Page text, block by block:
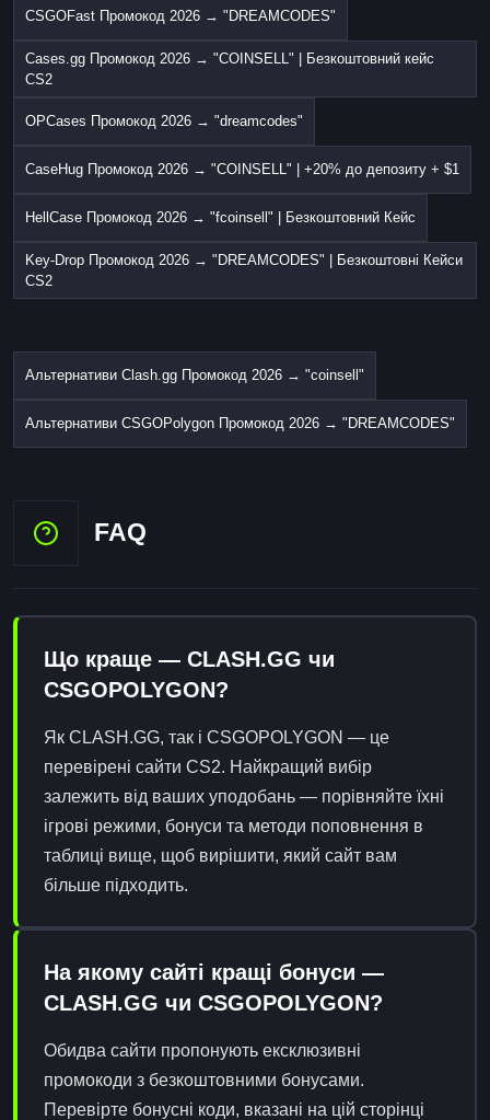
CSGOFast Промокод 2026 → "DREAMCODES"
Cases.gg Промокод 2026 → "COINSELL" | Безкоштовний кейс
CS2
OPCases Промокод 2026 → "dreamcodes"
CaseHug Промокод 2026 → "COINSELL" | +20% до депозиту + $1
HellCase Промокод 2026 → "fcoinsell" | Безкоштовний Кейс
Key-Drop Промокод 2026 → "DREAMCODES" | Безкоштовні Кейси
CS2
Альтернативи Clash.gg Промокод 2026 → "coinsell"
Альтернативи CSGOPolygon Промокод 2026 → "DREAMCODES"
FAQ
Що краще — CLASH.GG чи
CSGOPOLYGON?
Як CLASH.GG, так і CSGOPOLYGON — це
перевірені сайти CS2. Найкращий вибір
залежить від ваших уподобань — порівняйте їхні
ігрові режими, бонуси та методи поповнення в
таблиці вище, щоб вирішити, який сайт вам
більше підходить.
На якому сайті кращі бонуси —
CLASH.GG чи CSGOPOLYGON?
Обидва сайти пропонують ексклюзивні
промокоди з безкоштовними бонусами.
Перевірте бонусні коди, вказані на цій сторінці